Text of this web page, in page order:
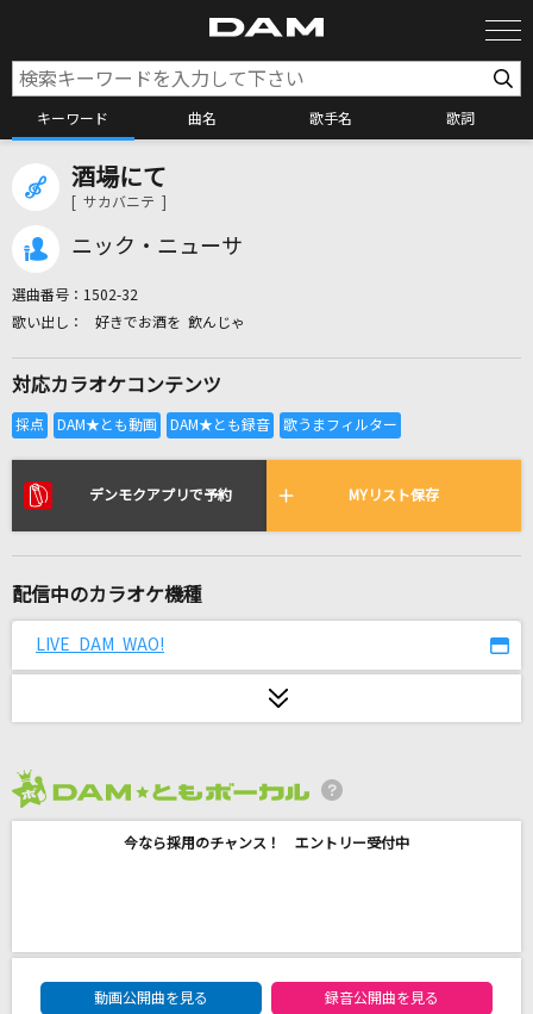
キーワード 曲名 歌手名 歌詞
全国りれき
リアルタイムで歌われている曲の一覧
ファタール
炎の戦士
[生音]アイのシナリオ
酒場にて
[ サカバニテ ]
ニック・ニューサ
選曲番号： 1502-32
好きでお酒を 飲んじゃ
対応カラオケコンテンツ
デンモクアプリで予約 MYリスト保存
配信中のカラオケ機種
LIVE DAM WAO!
今なら採用のチャンス！ エントリー受付中
DAM★ともボーカルエントリーランキング
動画公開曲を見る
録音公開曲を見る